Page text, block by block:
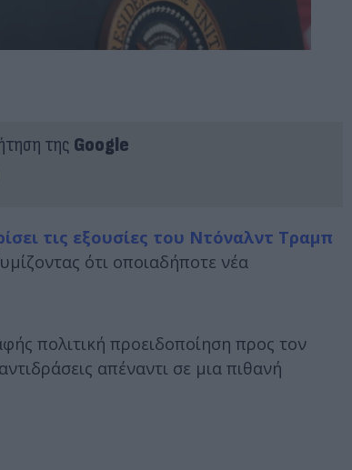
της Google
τις εξουσίες του Ντόναλντ Τραμπ
ότι οποιαδήποτε νέα
πολιτική προειδοποίηση προς τον
απέναντι σε μια πιθανή